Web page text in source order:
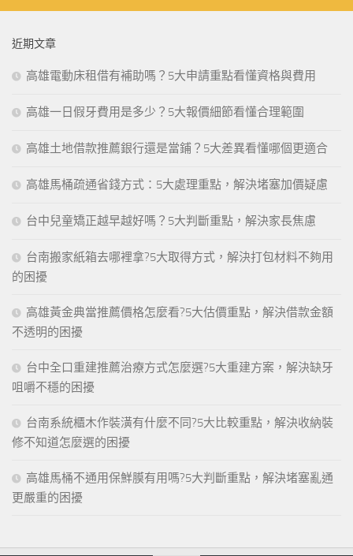
近期文章
高雄電動床租借有補助嗎？5大申請重點看懂資格與費用
高雄一日假牙費用是多少？5大報價細節看懂合理範圍
高雄土地借款推薦銀行還是當鋪？5大差異看懂哪個更適合
高雄馬桶疏通省錢方式：5大處理重點，解決堵塞加價疑慮
台中兒童矯正越早越好嗎？5大判斷重點，解決家長焦慮
台南搬家紙箱去哪裡拿?5大取得方式，解決打包材料不夠用
的困擾
高雄黃金典當推薦價格怎麼看?5大估價重點，解決借款金額
不透明的困擾
台中全口重建推薦治療方式怎麼選?5大重建方案，解決缺牙
咀嚼不穩的困擾
台南系統櫃木作裝潢有什麼不同?5大比較重點，解決收納裝
修不知道怎麼選的困擾
高雄馬桶不通用保鮮膜有用嗎?5大判斷重點，解決堵塞亂通
更嚴重的困擾